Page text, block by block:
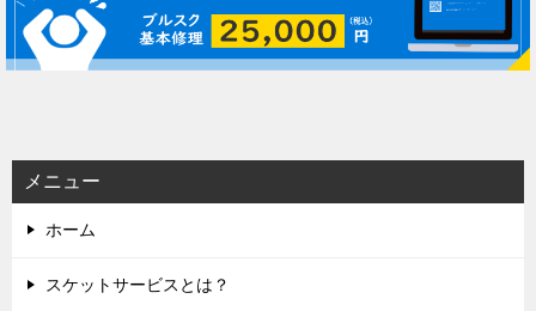
ゲ
ー
ンメニュー
ホーム
スケットサービスとは？